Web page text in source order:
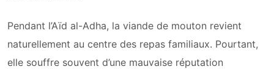
Pendant l’Aïd al-Adha, la viande de mouton revient
naturellement au centre des repas familiaux. Pourtant,
elle souffre souvent d’une mauvaise réputation